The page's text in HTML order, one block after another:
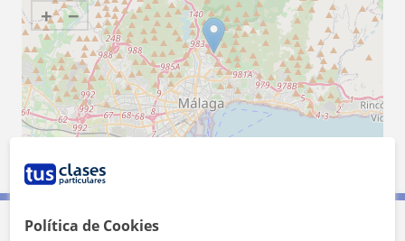
+ −
3 mi
Política de Cookies